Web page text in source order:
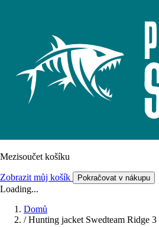
Mezisoučet košíku
Zobrazit můj košík Pokračovat v nákupu
Loading...
Domů
/ Hunting jacket Swedteam Ridge 3